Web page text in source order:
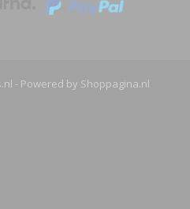
- Powered by Shoppagina.nl